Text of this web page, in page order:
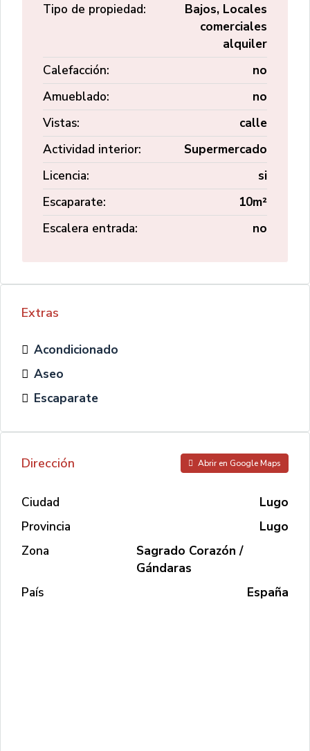
Tipo de propiedad:
Bajos, Locales
comerciales
alquiler
Calefacción:
no
Amueblado:
no
Vistas:
calle
Actividad interior:
Supermercado
Licencia:
si
Escaparate:
10m²
Escalera entrada:
no
Extras
Acondicionado
Aseo
Escaparate
Dirección Abrir en Google Maps
Ciudad
Lugo
Provincia
Lugo
Zona
Sagrado Corazón /
Gándaras
País
España